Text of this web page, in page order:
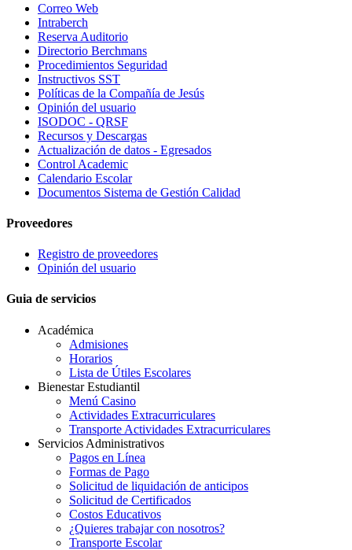
Correo Web
Intraberch
Reserva Auditorio
Directorio Berchmans
Procedimientos Seguridad
Instructivos SST
Políticas de la Compañía de Jesús
Opinión del usuario
ISODOC - QRSF
Recursos y Descargas
Actualización de datos - Egresados
Control Academic
Calendario Escolar
Documentos Sistema de Gestión Calidad
Proveedores
Registro de proveedores
Opinión del usuario
Guia de servicios
Académica
Admisiones
Horarios
Lista de Útiles Escolares
Bienestar Estudiantil
Menú Casino
Actividades Extracurriculares
Transporte Actividades Extracurriculares
Servicios Administrativos
Pagos en Línea
Formas de Pago
Solicitud de liquidación de anticipos
Solicitud de Certificados
Costos Educativos
¿Quieres trabajar con nosotros?
Transporte Escolar